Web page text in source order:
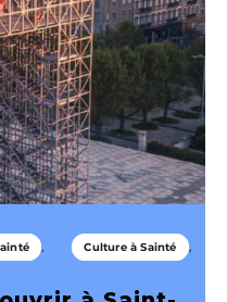
Culture à Sainté